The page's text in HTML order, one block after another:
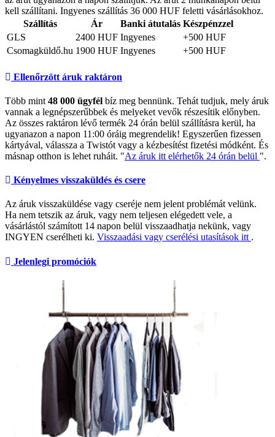
kell szállítani. Ingyenes szállítás 36 000 HUF feletti vásárlásokhoz.
Szállítás
Ár Banki átutalás Készpénzzel
GLS
2400 HUF Ingyenes
+500 HUF
Csomagküldő.hu 1900 HUF Ingyenes +500 HUF
Ellenőrzött áruk raktáron
Több mint 48 000 ügyfél bíz meg bennünk. Tehát tudjuk, mely áruk
vannak a legnépszerűbbek és melyeket vevők részesítik előnyben.
Az összes raktáron lévő termék 24 órán belül szállításra kerül, ha
ugyanazon a napon 11:00 óráig megrendelik! Egyszerűen fizessen
kártyával, válassza a Twistót vagy a kézbesítést fizetési módként. És
másnap otthon is lehet ruháit. "Az áruk itt elérhetők 24 órán belül ".
Kényelmes visszaküldés és csere
Az áruk visszaküldése vagy cseréje nem jelent problémát velünk.
Ha nem tetszik az áruk, vagy nem teljesen elégedett vele, a
vásárlástól számított 14 napon belül visszaadhatja nekünk, vagy
INGYEN cserélheti ki. Visszaadási vagy cserélési utasítások itt .
Jelenlegi promóciók